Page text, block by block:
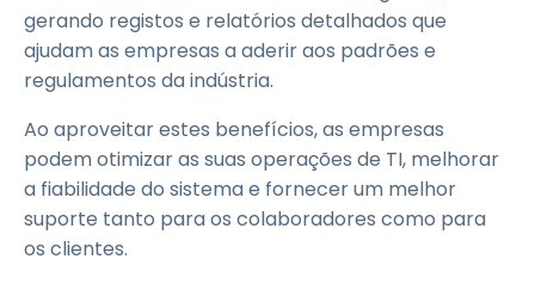
gerando registos e relatórios detalhados que
ajudam as empresas a aderir aos padrões e
regulamentos da indústria.
Ao aproveitar estes benefícios, as empresas
podem otimizar as suas operações de TI, melhorar
a fiabilidade do sistema e fornecer um melhor
suporte tanto para os colaboradores como para
os clientes.